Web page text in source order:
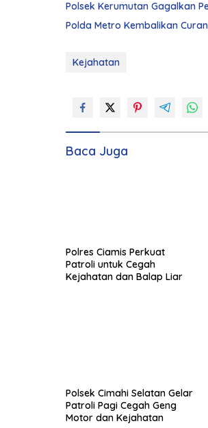
Polsek Kerumutan Gagalkan
Polda Metro Kembalikan
Kejahatan
Baca Juga
Polres Ciamis Perkuat
Patroli untuk Cegah
Kejahatan dan Balap Liar
Polsek Cimahi Selatan Gelar
Patroli Pagi Cegah Geng
Motor dan Kejahatan